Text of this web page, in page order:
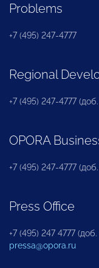
Problems
+7 (495) 247-4777
Regional
+7 (495) 247-4777 (доб.
OPORA
+7 (495) 247-4777
Press Office
+7 (495) 247 4777 (доб.
pressa@opora.ru